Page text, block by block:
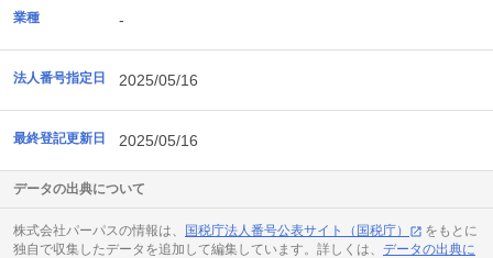
業種 -
法人番号指定日 2025/05/16
最終登記更新日 2025/05/16
データの出典について
株式会社パーパスの情報は、 国税庁法人番号公表サイト（国税庁）
をもとに
独自で収集したデータを追加して編集しています。詳しくは、 データの出典に